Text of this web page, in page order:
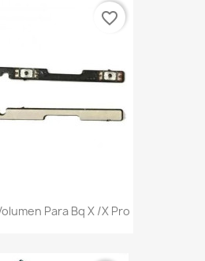
Para Bq X /X Pro
favorite_border